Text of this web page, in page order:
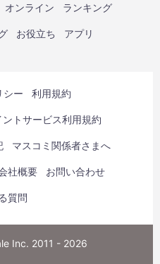
オンライン ランキング
お役立ち アプリ
シー 利用規約
トサービス利用規約
マスコミ関係者さまへ
社概要 お問い合わせ
質問
Inc. 2011 - 2026